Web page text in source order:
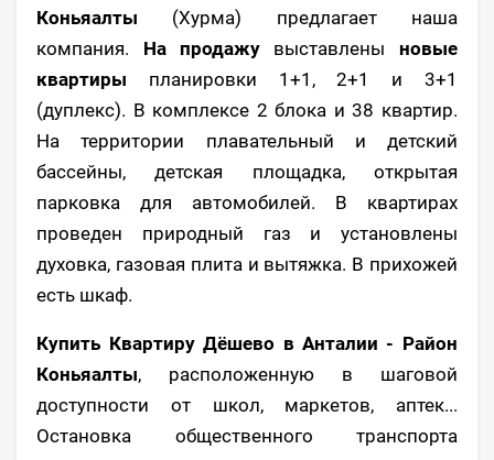
Коньяалты (Хурма) предлагает наша
компания. На продажу выставлены новые
квартиры планировки 1+1, 2+1 и 3+1
(дуплекс). В комплексе 2 блока и 38 квартир.
На территории плавательный и детский
бассейны, детская площадка, открытая
парковка для автомобилей. В квартирах
проведен природный газ и установлены
духовка, газовая плита и вытяжка. В прихожей
есть шкаф.
Купить Квартиру Дёшево в Анталии - Район
Коньяалты, расположенную в шаговой
доступности от школ, маркетов, аптек...
Остановка общественного транспорта